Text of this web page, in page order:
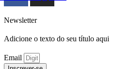
Newsletter
Adicione o texto do seu título aqui
Email